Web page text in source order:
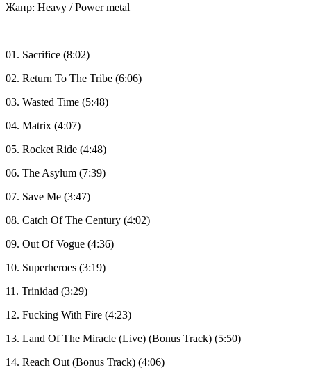
Жанр: Heavy / Power metal
01. Sacrifice (8:02)
02. Return To The Tribe (6:06)
03. Wasted Time (5:48)
04. Matrix (4:07)
05. Rocket Ride (4:48)
06. The Asylum (7:39)
07. Save Me (3:47)
08. Catch Of The Century (4:02)
09. Out Of Vogue (4:36)
10. Superheroes (3:19)
11. Trinidad (3:29)
12. Fucking With Fire (4:23)
13. Land Of The Miracle (Live) (Bonus Track) (5:50)
14. Reach Out (Bonus Track) (4:06)